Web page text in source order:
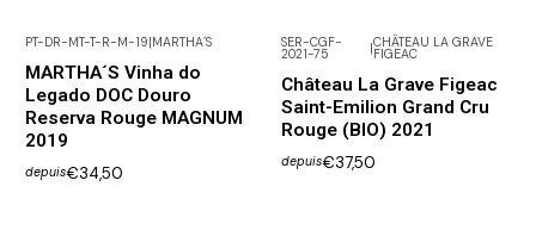
PT-DR-MT-T-R-M-19|MARTHA´S
MARTHA´S Vinha do
Legado DOC Douro
Reserva Rouge MAGNUM
2019
depuis€34,50
SER-CGF-
2021-75 |CHÂTEAU LA GRAVE
FIGEAC
Château La Grave Figeac
Saint-Emilion Grand Cru
Rouge (BIO) 2021
depuis€37,50